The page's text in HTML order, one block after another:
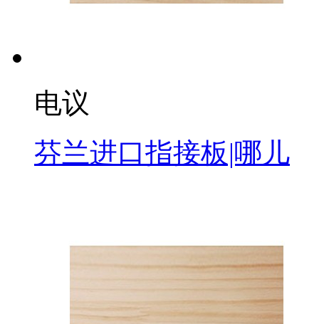
电议
芬兰进口指接板|哪儿